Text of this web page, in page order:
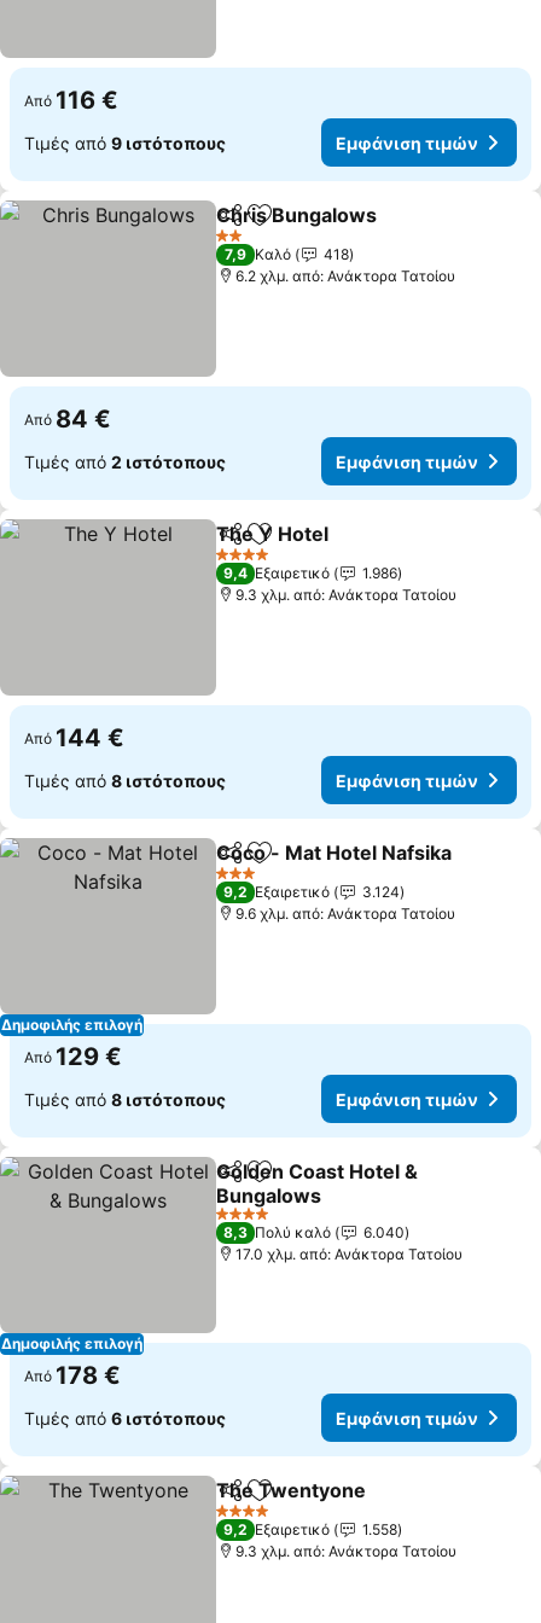
Από 116 €
Τιμές από 9 ιστότοπους Εμφάνιση τιμών
Κοινοποίηση
Προσθήκη στα αγαπημένα
Chris Bungalows
2 Αστέρια
7,9 Καλό
418
6.2 χλμ. από: Ανάκτορα Τατοίου
Από 84 €
Τιμές από 2 ιστότοπους Εμφάνιση τιμών
Κοινοποίηση
Προσθήκη στα αγαπημένα
The Y Hotel
4 Αστέρια
9,4 Εξαιρετικό
1.986
9.3 χλμ. από: Ανάκτορα Τατοίου
Από 144 €
Τιμές από 8 ιστότοπους Εμφάνιση τιμών
Δημοφιλής επιλογή
Κοινοποίηση
Προσθήκη στα αγαπημένα
Coco - Mat Hotel Nafsika
3 Αστέρια
9,2 Εξαιρετικό
3.124
9.6 χλμ. από: Ανάκτορα Τατοίου
Από 129 €
Τιμές από 8 ιστότοπους Εμφάνιση τιμών
Δημοφιλής επιλογή
Κοινοποίηση
Προσθήκη στα αγαπημένα
Golden Coast Hotel &
Bungalows
Εμφάνιση τιμών
4 Αστέρια
8,3 Πολύ καλό
6.040
17.0 χλμ. από: Ανάκτορα Τατοίου
Από 178 €
Τιμές από 6 ιστότοπους Εμφάνιση τιμών
Κοινοποίηση
Προσθήκη στα αγαπημένα
The Twentyone
4 Αστέρια
9,2 Εξαιρετικό
1.558
9.3 χλμ. από: Ανάκτορα Τατοίου